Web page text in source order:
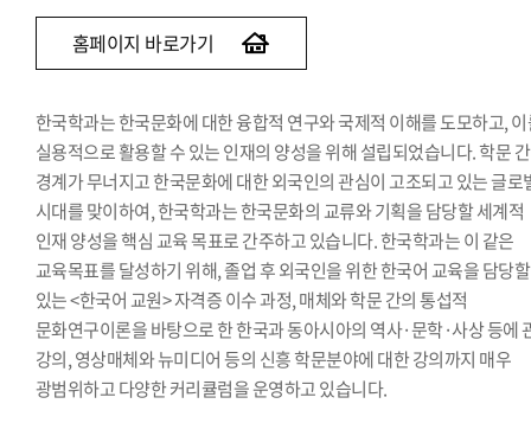
홈페이지 바로가기
한국학과는 한국문화에 대한 융합적 연구와 국제적 이해를 도모하고,
실용적으로 활용할 수 있는 인재의 양성을 위해 설립되었습니다. 학문 간
경계가 무너지고 한국문화에 대한 외국인의 관심이 고조되고 있는 글로
시대를 맞이하여, 한국학과는 한국문화의 교류와 기획을 담당할 세계적
인재 양성을 핵심 교육 목표로 간주하고 있습니다. 한국학과는 이 같은
교육목표를 달성하기 위해, 졸업 후 외국인을 위한 한국어 교육을 담당
있는 <한국어 교원> 자격증 이수 과정, 매체와 학문 간의 통섭적
문화연구이론을 바탕으로 한 한국과 동아시아의 역사·문학·사상 등에
강의, 영상매체와 뉴미디어 등의 신흥 학문분야에 대한 강의까지 매우
광범위하고 다양한 커리큘럼을 운영하고 있습니다.